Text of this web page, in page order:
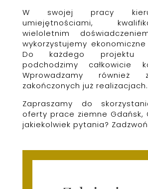
W swojej pracy
umiejętnościami,
wieloletnim
wykorzystujemy
Do każdego projektu
podchodzimy całkowicie
Wprowadzamy również
zakończonych już realizacjach.
Zapraszamy do
oferty prace ziemne Gdańsk,
jakiekolwiek pytania?